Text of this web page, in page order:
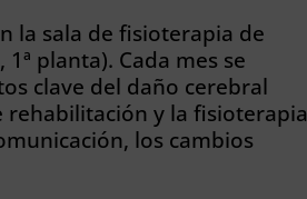
la sala de fisioterapia de
planta). Cada mes se
clave del daño cerebral
y la fisioterapia
los cambios